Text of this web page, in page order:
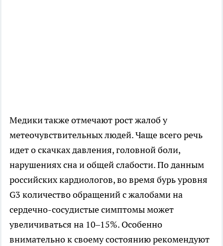
Медики также отмечают рост жалоб у
метеочувствительных людей. Чаще всего речь
идет о скачках давления, головной боли,
нарушениях сна и общей слабости. По данным
российских кардиологов, во время бурь уровня
G3 количество обращений с жалобами на
сердечно-сосудистые симптомы может
увеличиваться на 10–15%. Особенно
внимательно к своему состоянию рекомендуют